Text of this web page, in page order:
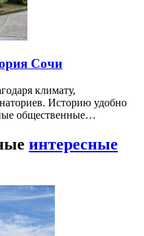
Сочи
климату,
Историю удобно
общественные…
интересные